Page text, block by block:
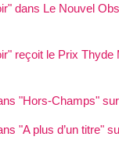
dans Le Nouvel
reçoit le Prix Thyde
"Hors-Champs"
"A plus d’un titre"